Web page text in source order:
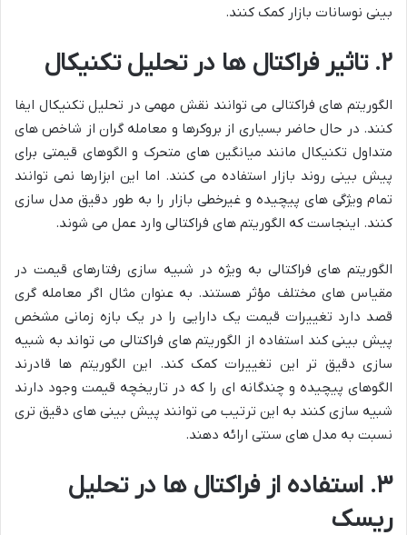
بینی نوسانات بازار کمک کنند.
۲. تاثیر فراکتال ها در تحلیل تکنیکال
الگوریتم های فراکتالی می توانند نقش مهمی در تحلیل تکنیکال ایفا
کنند. در حال حاضر بسیاری از بروکرها و معامله گران از شاخص های
متداول تکنیکال مانند میانگین های متحرک و الگوهای قیمتی برای
پیش بینی روند بازار استفاده می کنند. اما این ابزارها نمی توانند
تمام ویژگی های پیچیده و غیرخطی بازار را به طور دقیق مدل سازی
کنند. اینجاست که الگوریتم های فراکتالی وارد عمل می شوند.
الگوریتم های فراکتالی به ویژه در شبیه سازی رفتارهای قیمت در
مقیاس های مختلف مؤثر هستند. به عنوان مثال اگر معامله گری
قصد دارد تغییرات قیمت یک دارایی را در یک بازه زمانی مشخص
پیش بینی کند استفاده از الگوریتم های فراکتالی می تواند به شبیه
سازی دقیق تر این تغییرات کمک کند. این الگوریتم ها قادرند
الگوهای پیچیده و چندگانه ای را که در تاریخچه قیمت وجود دارند
شبیه سازی کنند به این ترتیب می توانند پیش بینی های دقیق تری
نسبت به مدل های سنتی ارائه دهند.
۳. استفاده از فراکتال ها در تحلیل
ریسک